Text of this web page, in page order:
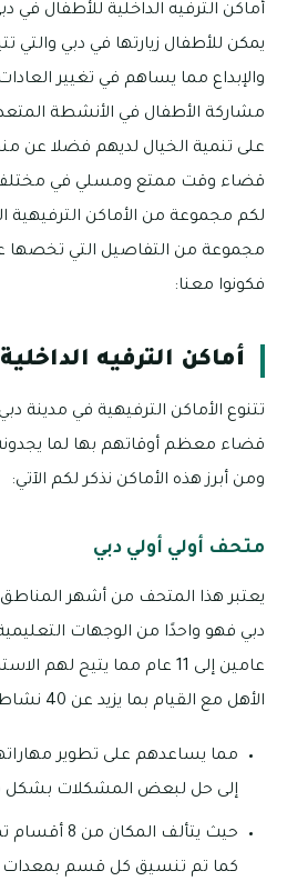
أماكن الترفيه الداخلية للأطفال في
يمكن للأطفال زيارتها في دبي والتي
والإبداع مما يساهم في تغيير
مشاركة الأطفال في الأنشطة
على تنمية الخيال لديهم فضلا عن
قضاء وقت ممتع ومسلي في مختلف
لكم مجموعة من الأماكن الترفيهية
مجموعة من التفاصيل التي تخصها
فكونوا معنا:
أماكن الترفيه
تتنوع الأماكن الترفيهية في مدينة
قضاء معظم أوقاتهم بها لما
ومن أبرز هذه الأماكن نذكر لكم الآتي:
متحف أولي أولي دبي
يعتبر هذا المتحف من أشهر المناطق
دبي فهو واحدًا من الوجهات
عامين إلى 11 عام مما يتيح
الأهل مع القيام بما يزيد عن 40 نشاط:
مما يساعدهم على تطوير
إلى حل لبعض المشكلات بشكل
حيث يتألف
كما تم تنسيق كل قسم بمعدات